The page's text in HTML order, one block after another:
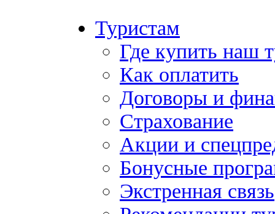
Туристам
Где купить наш
Как оплатить
Договоры и
Страхование
Акции и
Бонусные
Экстренная связь